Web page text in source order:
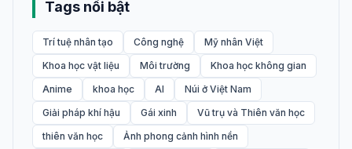
Tags nổi bật
Trí tuệ nhân tạo Công nghệ
Mỹ nhân Việt
Khoa học vật liệu
Môi trường
Khoa học không gian
Anime
khoa học AI
Núi ở Việt Nam
Giải pháp khí hậu
Gái xinh
Vũ trụ và Thiên văn học
thiên văn học
Ảnh phong cảnh hình nền